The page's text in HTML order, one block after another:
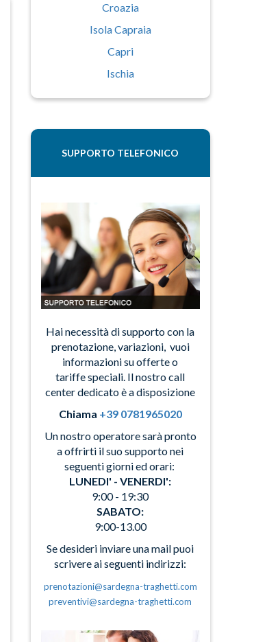
Croazia
Isola Capraia
Capri
Ischia
SUPPORTO TELEFONICO
Hai necessità di supporto con la
prenotazione, variazioni, vuoi
informazioni su offerte o
tariffe speciali. Il nostro call
center dedicato è a disposizione
Chiama +39 0781965020
Un nostro operatore sarà pronto
a offrirti il suo supporto nei
seguenti giorni ed orari:
LUNEDI' - VENERDI':
9:00 - 19:30
SABATO:
9:00-13.00
Se desideri inviare una mail puoi
scrivere ai seguenti indirizzi:
prenotazioni@sardegna-traghetti.com
preventivi@sardegna-traghetti.com